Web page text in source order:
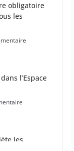
obligatoire
les
l’Espace
les